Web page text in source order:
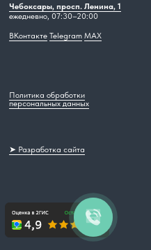
Чебоксары, просп. Ленина, 1
ежедневно, 07:30–20:00
ВКонтакте Telegram MAX
Политика обработки
персональных данных
➤ Разработка сайта